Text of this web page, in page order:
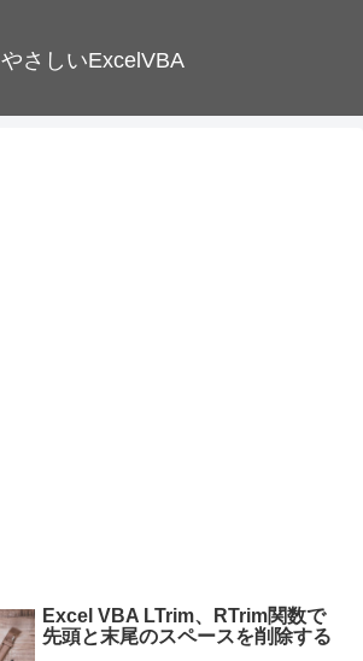
やさしいExcelVBA
Excel VBA LTrim、RTrim関数で
先頭と末尾のスペースを削除する